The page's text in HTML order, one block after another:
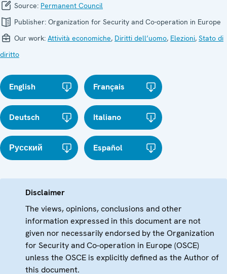
Source: Permanent Council
Publisher: Organization for Security and Co-operation in Europe
Our work: Attività economiche, Diritti dell’uomo, Elezioni, Stato di
diritto
English Français
Deutsch Italiano
Русский Español
Disclaimer
The views, opinions, conclusions and other
information expressed in this document are not
given nor necessarily endorsed by the Organization
for Security and Co-operation in Europe (OSCE)
unless the OSCE is explicitly defined as the Author of
this document.